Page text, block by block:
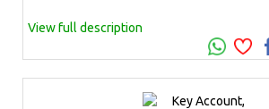
View full description